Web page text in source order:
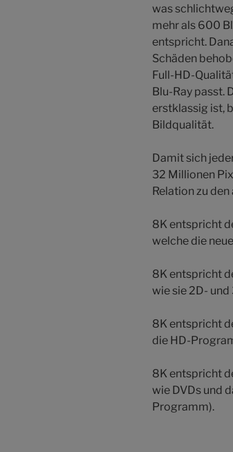
was
mehr als 600
entspricht.
Schäden
Full-HD-
Blu-Ray passt.
erstklassig ist,
Bildqualität.
Damit sich
32 Millionen
Relation zu
8K entspricht
welche die
8K entspricht
wie sie 2D- und
8K entspricht
die HD-
8K entspricht
wie DVDs und
Programm).